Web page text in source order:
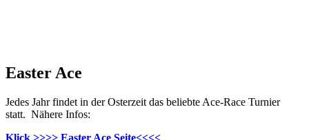
Easter Ace
Jedes Jahr findet in der Osterzeit das beliebte Ace-Race Turnier
statt. Nähere Infos: